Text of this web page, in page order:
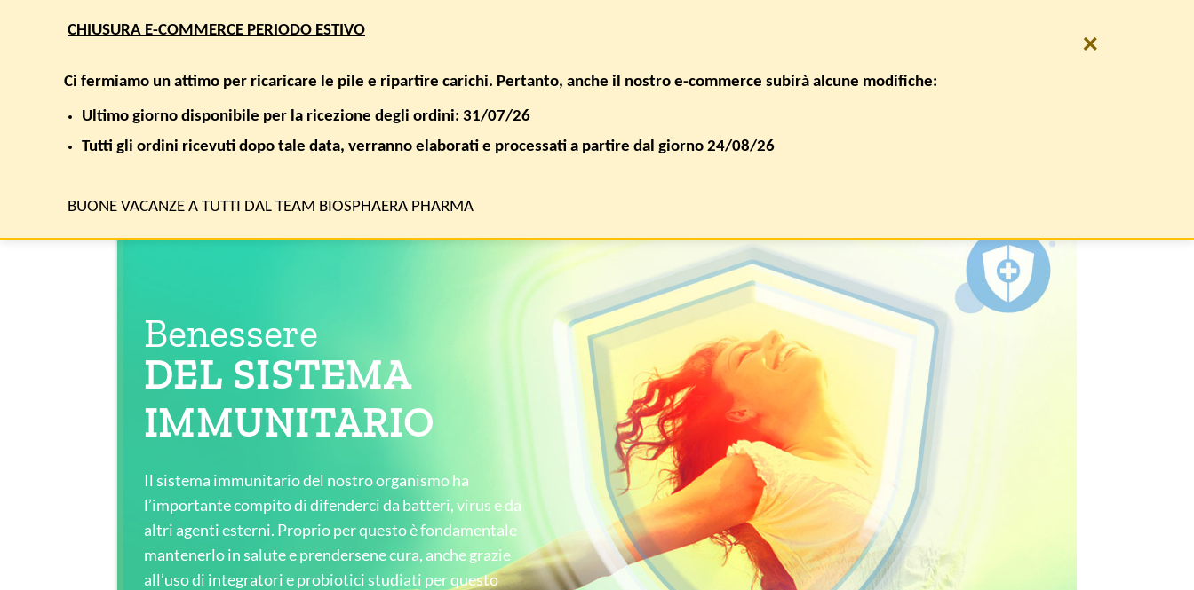
Benessere
DEL SISTEMA
IMMUNITARIO
Il sistema immunitario del nostro organismo ha
l’importante compito di difenderci da batteri, virus e da
altri agenti esterni. Proprio per questo è fondamentale
mantenerlo in salute e prendersene cura, anche grazie
all’uso di integratori e probiotici studiati per questo
×
CHIUSURA E-COMMERCE PERIODO ESTIVO
Ci fermiamo un attimo per ricaricare le pile e ripartire carichi. Pertanto, anche il nostro e-commerce subirà alcune modifiche:
Ultimo giorno disponibile per la ricezione degli ordini: 31/07/26
Tutti gli ordini ricevuti dopo tale data, verranno elaborati e processati a partire dal giorno 24/08/26
BUONE VACANZE A TUTTI DAL TEAM BIOSPHAERA PHARMA